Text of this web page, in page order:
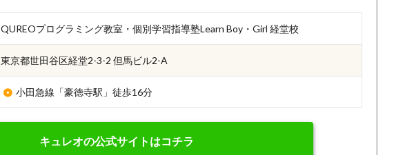
QUREOプログラミング教室・個別学習指導塾Learn Boy・Girl 経堂校
東京都世田谷区経堂2-3-2 但馬ビル2-A
小田急線「豪徳寺駅」徒歩16分
キュレオの公式サイトはコチラ